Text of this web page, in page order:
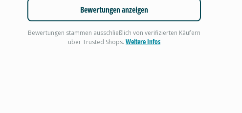
Bewertungen anzeigen
Bewertungen stammen ausschließlich von verifizierten Käufern
über Trusted Shops.Weitere Infos